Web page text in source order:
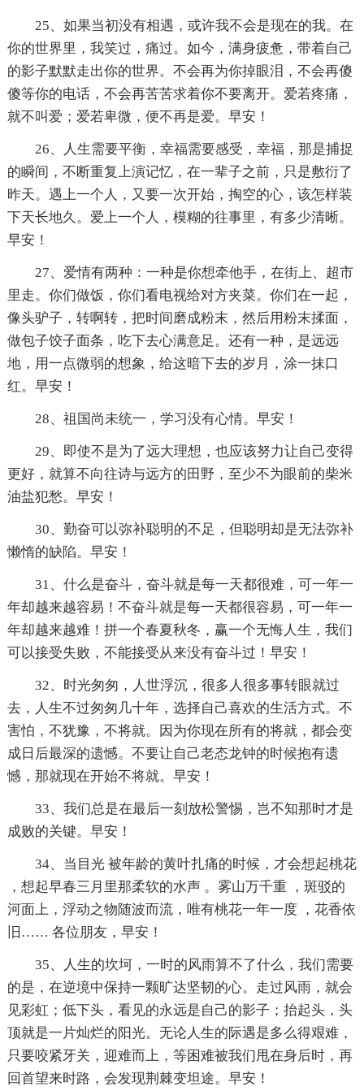
25、如果当初没有相遇，或许我不会是现在的我。在
你的世界里，我笑过，痛过。如今，满身疲惫，带着自己
的影子默默走出你的世界。不会再为你掉眼泪，不会再傻
傻等你的电话，不会再苦苦求着你不要离开。爱若疼痛，
就不叫爱；爱若卑微，便不再是爱。早安！
26、人生需要平衡，幸福需要感受，幸福，那是捕捉
的瞬间，不断重复上演记忆，在一辈子之前，只是敷衍了
昨天。遇上一个人，又要一次开始，掏空的心，该怎样装
下天长地久。爱上一个人，模糊的往事里，有多少清晰。
早安！
27、爱情有两种：一种是你想牵他手，在街上、超市
里走。你们做饭，你们看电视给对方夹菜。你们在一起，
像头驴子，转啊转，把时间磨成粉末，然后用粉末揉面，
做包子饺子面条，吃下去心满意足。还有一种，是远远
地，用一点微弱的想象，给这暗下去的岁月，涂一抹口
红。早安！
28、祖国尚未统一，学习没有心情。早安！
29、即使不是为了远大理想，也应该努力让自己变得
更好，就算不向往诗与远方的田野，至少不为眼前的柴米
油盐犯愁。早安！
30、勤奋可以弥补聪明的不足，但聪明却是无法弥补
懒惰的缺陷。早安！
31、什么是奋斗，奋斗就是每一天都很难，可一年一
年却越来越容易！不奋斗就是每一天都很容易，可一年一
年却越来越难！拼一个春夏秋冬，赢一个无悔人生，我们
可以接受失败，不能接受从来没有奋斗过！早安！
32、时光匆匆，人世浮沉，很多人很多事转眼就过
去，人生不过匆匆几十年，选择自己喜欢的生活方式。不
害怕，不犹豫，不将就。因为你现在所有的将就，都会变
成日后最深的遗憾。不要让自己老态龙钟的时候抱有遗
憾，那就现在开始不将就。早安！
33、我们总是在最后一刻放松警惕，岂不知那时才是
成败的关键。早安！
34、当目光 被年龄的黄叶扎痛的时候，才会想起桃花
，想起早春三月里那柔软的水声 。雾山万千重 ，斑驳的
河面上，浮动之物随波而流，唯有桃花一年一度 ，花香依
旧…… 各位朋友，早安！
35、人生的坎坷，一时的风雨算不了什么，我们需要
的是，在逆境中保持一颗旷达坚韧的心。走过风雨，就会
见彩虹；低下头，看见的永远是自己的影子；抬起头，头
顶就是一片灿烂的阳光。无论人生的际遇是多么得艰难，
只要咬紧牙关，迎难而上，等困难被我们甩在身后时，再
回首望来时路，会发现荆棘变坦途。早安！